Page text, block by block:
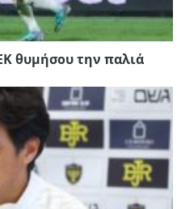
θυμήσου την παλιά